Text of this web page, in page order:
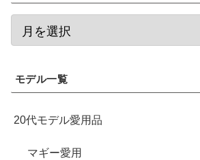
モデル一覧
20代モデル愛用品
マギー愛用